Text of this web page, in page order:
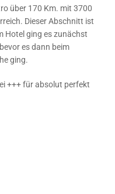
über 170 Km. mit 3700
Dieser Abschnitt ist
Hotel ging es zunächst
es dann beim
ging.
+++ für absolut perfekt